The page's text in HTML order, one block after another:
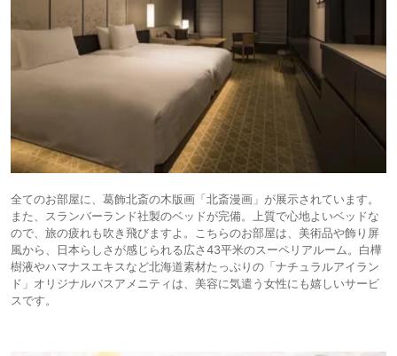
全てのお部屋に、葛飾北斎の木版画「北斎漫画」が展示されています。
また、スランバーランド社製のベッドが完備。上質で心地よいベッドな
ので、旅の疲れも吹き飛びますよ。こちらのお部屋は、美術品や飾り屏
風から、日本らしさが感じられる広さ43平米のスーペリアルーム。⽩樺
樹液やハマナスエキスなど北海道素材たっぷりの「ナチュラルアイラン
ド」オリジナルバスアメニティは、美容に気遣う女性にも嬉しいサービ
スです。